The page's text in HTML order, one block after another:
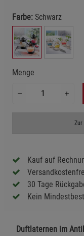
Farbe: Schwarz
Menge
Kauf auf
30 Tage
Kein
Duftlaternen im